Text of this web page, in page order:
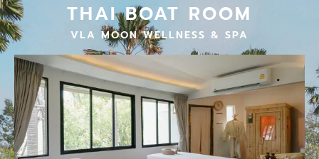
THAI BOAT ROOM
VLA MOON WELLNESS & SPA